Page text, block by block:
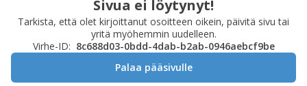
Sivua ei löytynyt!
Tarkista, että olet kirjoittanut osoitteen oikein, päivitä sivu tai
yritä myöhemmin uudelleen.
Virhe-ID: 8c688d03-0bdd-4dab-b2ab-0946aebcf9be